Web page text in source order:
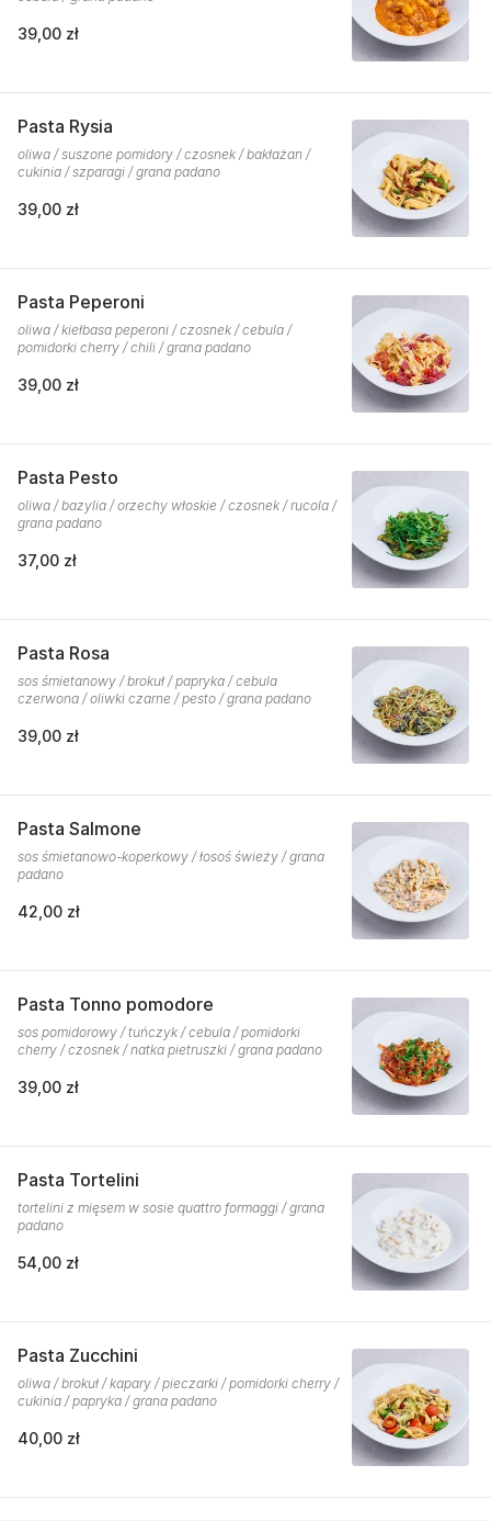
39,00 zł
Pasta Rysia
oliwa / suszone pomidory / czosnek / bakłażan /
cukinia / szparagi / grana padano
39,00 zł
Pasta Peperoni
oliwa / kiełbasa peperoni / czosnek / cebula /
pomidorki cherry / chili / grana padano
39,00 zł
Pasta Pesto
oliwa / bazylia / orzechy włoskie / czosnek / rucola /
grana padano
37,00 zł
Pasta Rosa
sos śmietanowy / brokuł / papryka / cebula
czerwona / oliwki czarne / pesto / grana padano
39,00 zł
Pasta Salmone
sos śmietanowo-koperkowy / łosoś świeży / grana
padano
42,00 zł
Pasta Tonno pomodore
sos pomidorowy / tuńczyk / cebula / pomidorki
cherry / czosnek / natka pietruszki / grana padano
39,00 zł
Pasta Tortelini
tortelini z mięsem w sosie quattro formaggi / grana
padano
54,00 zł
Pasta Zucchini
oliwa / brokuł / kapary / pieczarki / pomidorki cherry /
cukinia / papryka / grana padano
40,00 zł